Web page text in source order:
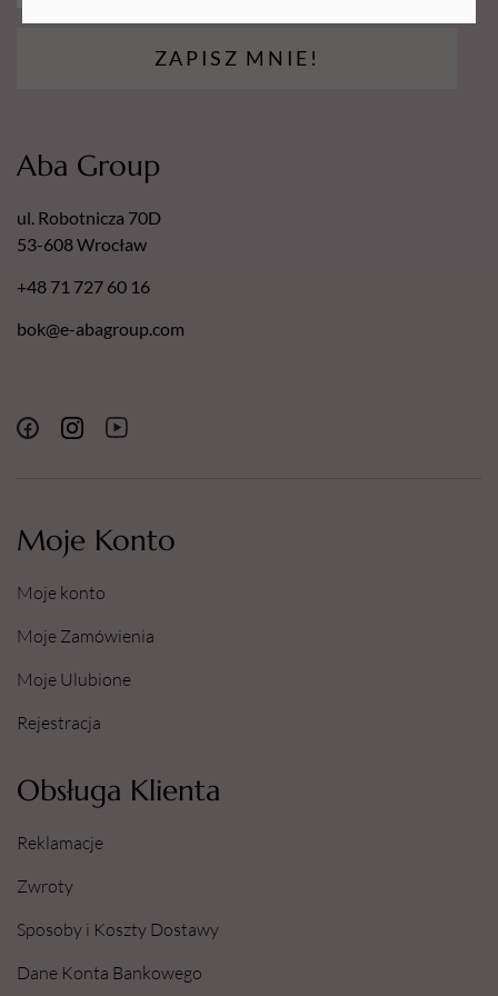
ZAPISZ MNIE!
Moje Konto
Moje konto
Moje Zamówienia
Moje Ulubione
Rejestracja
Obsługa Klienta
Reklamacje
Zwroty
Sposoby i Koszty Dostawy
Dane Konta Bankowego
Aba Group
ul. Robotnicza 70D
53-608 Wrocław
+48 71 727 60 16
bok@e-abagroup.com